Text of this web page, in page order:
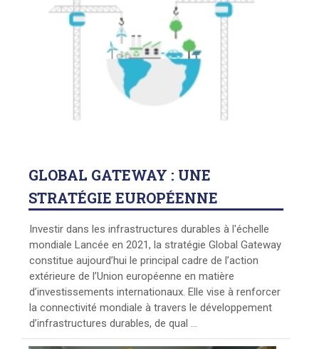
GLOBAL GATEWAY : UNE
STRATÉGIE EUROPÉENNE
Investir dans les infrastructures durables à l'échelle
mondiale Lancée en 2021, la stratégie Global Gateway
constitue aujourd’hui le principal cadre de l’action
extérieure de l’Union européenne en matière
d’investissements internationaux. Elle vise à renforcer
la connectivité mondiale à travers le développement
d’infrastructures durables, de qual ...